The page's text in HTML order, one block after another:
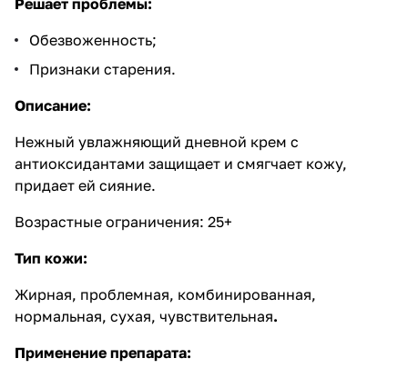
Обезвоженность;
Признаки старения.
Описание:
Нежный увлажняющий дневной крем с
антиоксидантами защищает и смягчает кожу,
придает ей сияние.
Возрастные ограничения: 25+
Тип кожи:
Жирная, проблемная, комбинированная,
нормальная, сухая, чувствительная.
Применение препарата: